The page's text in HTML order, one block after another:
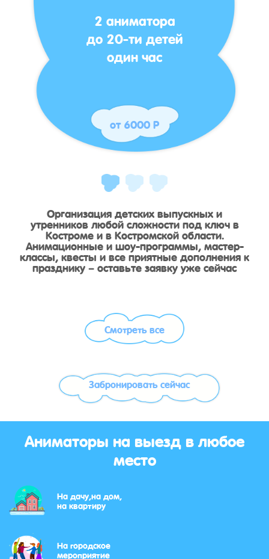
2 аниматора
до 20-ти детей
один час
от 6000 Р
Организация детских выпускных и
утренников любой сложности под ключ в
Костроме и в Костромской области.
Анимационные и шоу-программы, мастер-
классы, квесты и все приятные дополнения к
празднику – оставьте заявку уже сейчас
Смотреть все
Забронировать сейчас
Аниматоры на выезд в любое
место
На дачу,на дом,
на квартиру
На городское
мероприятие